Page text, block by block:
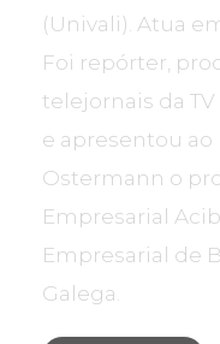
(Univali). Atua
Foi repórter,
telejornais da
e apresentou ao
Ostermann o
Empresarial
Empresarial de
Galega.